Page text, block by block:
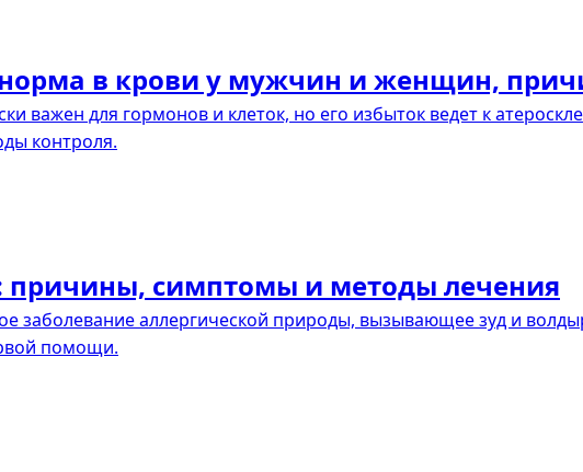
норма в крови у мужчин и женщин,
важен для гормонов и клеток, но его избыток ведет к
контроля.
причины, симптомы и методы лечения
заболевание аллергической природы, вызывающее зуд и
помощи.